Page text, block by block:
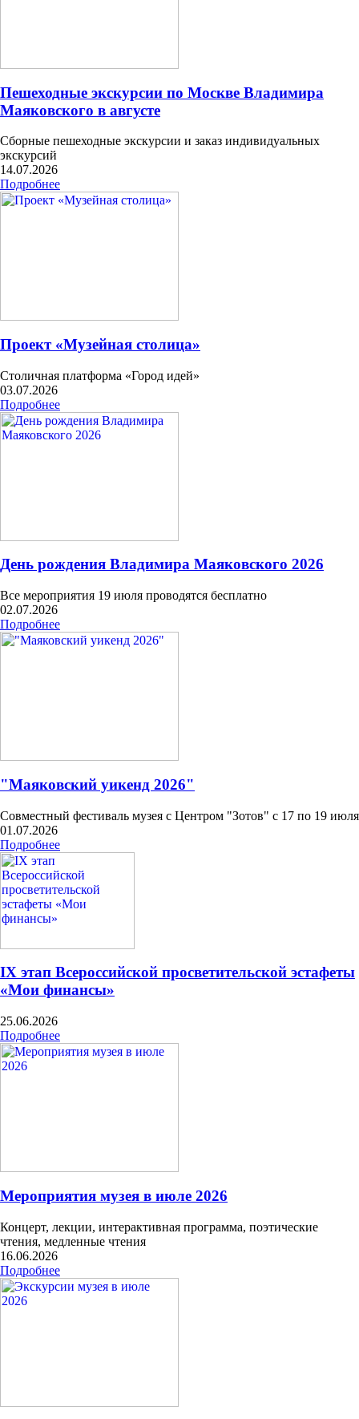
Пешеходные экскурсии по Москве Владимира
Маяковского в августе
Сборные пешеходные экскурсии и заказ индивидуальных
экскурсий
14.07.2026
Подробнее
Проект «Музейная столица»
Столичная платформа «Город идей»
03.07.2026
Подробнее
День рождения Владимира Маяковского 2026
Все мероприятия 19 июля проводятся бесплатно
02.07.2026
Подробнее
"Маяковский уикенд 2026"
Совместный фестиваль музея с Центром "Зотов" с 17 по 19 июля
01.07.2026
Подробнее
IX этап Всероссийской просветительской эстафеты
«Мои финансы»
25.06.2026
Подробнее
Мероприятия музея в июле 2026
Концерт, лекции, интерактивная программа, поэтические
чтения, медленные чтения
16.06.2026
Подробнее